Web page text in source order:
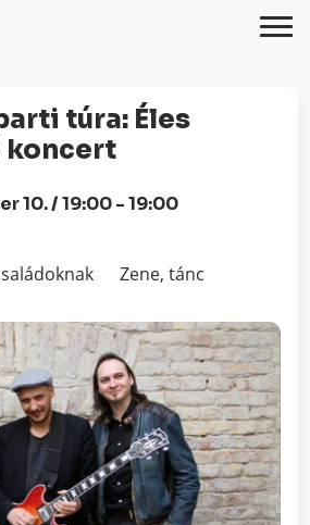
koncert
10. / 19:00 - 19:00
Zene, tánc